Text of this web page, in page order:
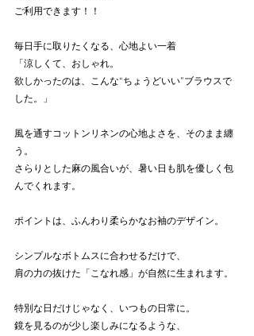
ご利用できます！！
毎日手に取りたくなる、心地よい一着
「涼しくて、おしゃれ。
欲しかったのは、こんな“ちょうどいい”ブラウスで
した。」
風を通すコットンリネンの心地よさを、そのまま纏
う。
さらりとした麻の風合いが、暑い日も肌を優しく包
んでくれます。
ポイントは、ふんわり柔らかなお袖のデザイン。
シンプルなボトムスに合わせるだけで、
肩の力の抜けた「こなれ感」が自然に生まれます。
特別な日だけじゃなく、いつもの日常に。
鏡を見るのが少し楽しみになるような、